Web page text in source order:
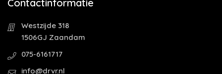
Contactinformatie
Westzijde 318
1506GJ Zaandam
075-6161717
info@drvr.nl